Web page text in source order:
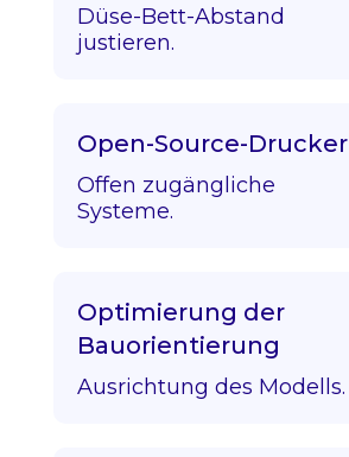
Düse-Bett-Abstand
justieren.
Open-Source-Drucker
Offen zugängliche
Systeme.
Optimierung der
Bauorientierung
Ausrichtung des Modells.